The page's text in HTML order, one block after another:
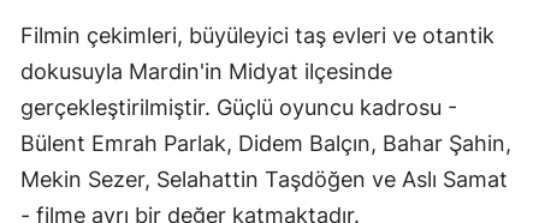
Filmin çekimleri, büyüleyici taş evleri ve otantik
dokusuyla Mardin'in Midyat ilçesinde
gerçekleştirilmiştir. Güçlü oyuncu kadrosu -
Bülent Emrah Parlak, Didem Balçın, Bahar Şahin,
Mekin Sezer, Selahattin Taşdöğen ve Aslı Samat
- filme ayrı bir değer katmaktadır.